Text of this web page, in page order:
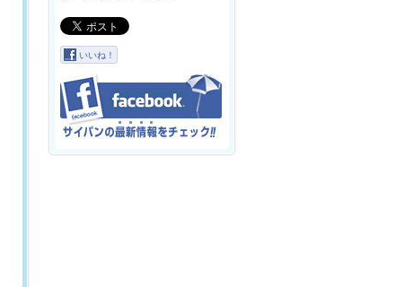
いいね！